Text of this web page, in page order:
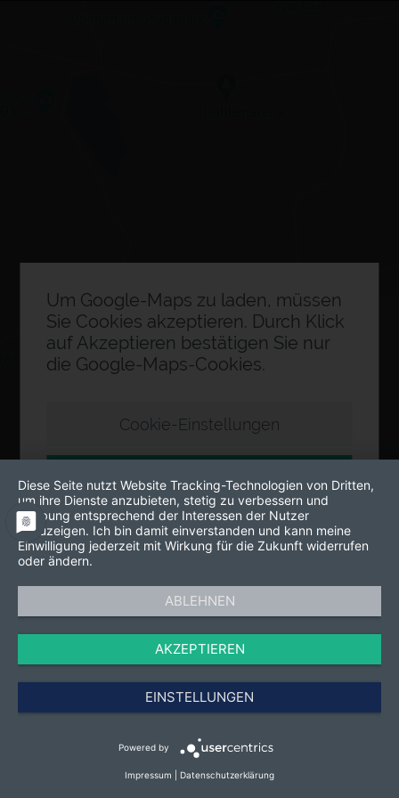
Um Google-Maps zu laden, müssen
Sie Cookies akzeptieren. Durch Klick
auf Akzeptieren bestätigen Sie nur
die Google-Maps-Cookies.
Cookie-Einstellungen
Akzeptieren
Diese Seite nutzt Website Tracking-Technologien von Dritten,
um ihre Dienste anzubieten, stetig zu verbessern und
Werbung entsprechend der Interessen der Nutzer
anzuzeigen. Ich bin damit einverstanden und kann meine
Einwilligung jederzeit mit Wirkung für die Zukunft widerrufen
oder ändern.
ABLEHNEN
AKZEPTIEREN
EINSTELLUNGEN
Powered by
Impressum Datenschutzerklärung